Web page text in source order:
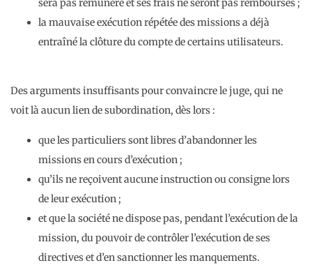
sera pas rémunéré et ses frais ne seront pas remboursés ;
la mauvaise exécution répétée des missions a déjà
entraîné la clôture du compte de certains utilisateurs.
Des arguments insuffisants pour convaincre le juge, qui ne
voit là aucun lien de subordination, dès lors :
que les particuliers sont libres d’abandonner les
missions en cours d’exécution ;
qu’ils ne reçoivent aucune instruction ou consigne lors
de leur exécution ;
et que la société ne dispose pas, pendant l’exécution de la
mission, du pouvoir de contrôler l’exécution de ses
directives et d’en sanctionner les manquements.